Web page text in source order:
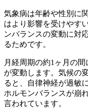
気象病は年齢や性別に
はより影響を受けやす
ンバランスの変動に対
るためです。
月経周期の約1ヶ月の
が変動します。気候の
ると、自律神経が過敏
ホルモンバランスが崩
言われています。